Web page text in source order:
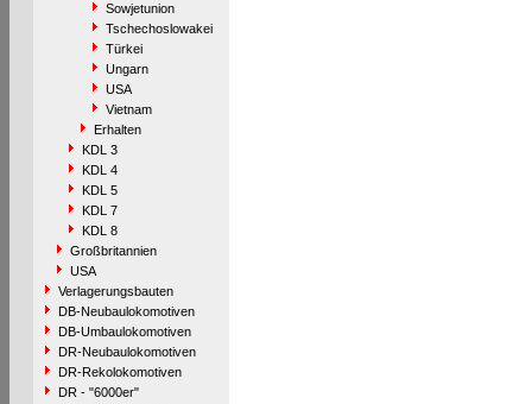
Sowjetunion
Tschechoslowakei
Türkei
Ungarn
USA
Vietnam
Erhalten
KDL 3
KDL 4
KDL 5
KDL 7
KDL 8
Großbritannien
USA
Verlagerungsbauten
DB-Neubaulokomotiven
DB-Umbaulokomotiven
DR-Neubaulokomotiven
DR-Rekolokomotiven
DR - "6000er"